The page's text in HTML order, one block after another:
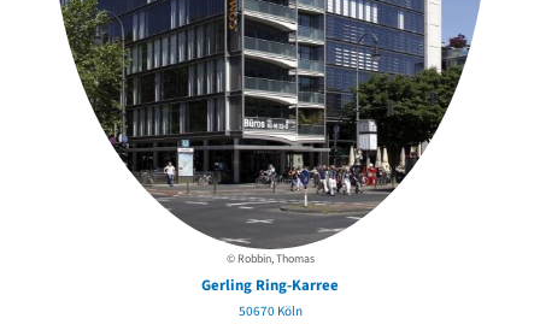
© Robbin, Thomas
Gerling Ring-Karree
50670 Köln